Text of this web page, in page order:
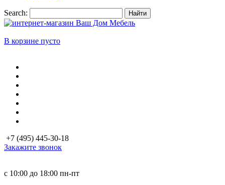
Search: Найти
В корзине пусто
+7 (495) 445-30-18
Закажите звонок
с 10:00 до 18:00 пн-пт